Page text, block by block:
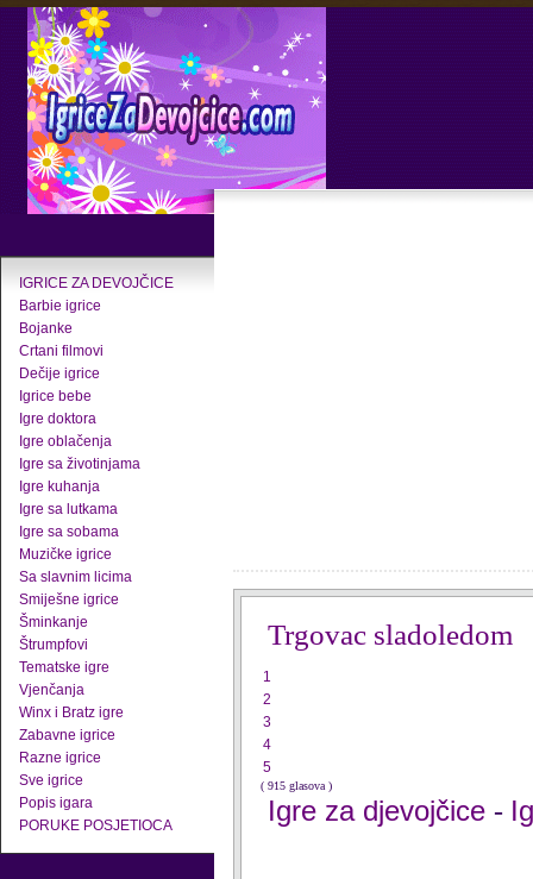
IGRICE ZA DEVOJČICE
Barbie igrice
Bojanke
Crtani filmovi
Dečije igrice
Igrice bebe
Igre doktora
Igre oblačenja
Igre sa životinjama
Igre kuhanja
Igre sa lutkama
Igre sa sobama
Muzičke igrice
Sa slavnim licima
Smiješne igrice
Šminkanje
Štrumpfovi
Tematske igre
Vjenčanja
Winx i Bratz igre
Zabavne igrice
Razne igrice
Sve igrice
Popis igara
PORUKE POSJETIOCA
Trgovac sladoledom
1
2
3
4
5
( 915 glasova )
Igre za djevojčice -